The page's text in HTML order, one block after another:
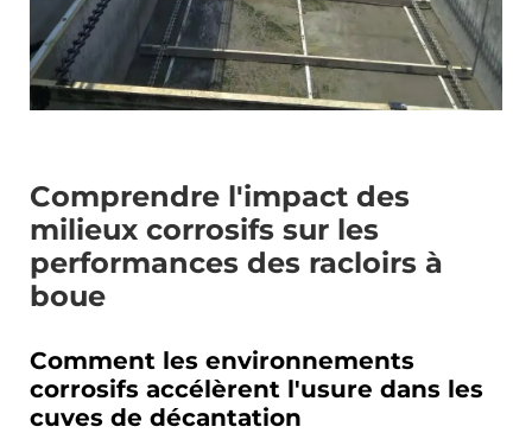
Comprendre l'impact des
milieux corrosifs sur les
performances des racloirs à
boue
Comment les environnements
corrosifs accélèrent l'usure dans les
cuves de décantation